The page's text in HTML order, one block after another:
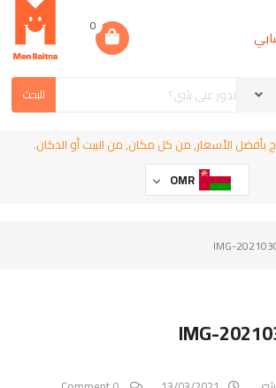
0
البحث
بأفضل الأسعار, من كل مكان, من البيت أو الدكان.
OMR
IMG-
IMG-